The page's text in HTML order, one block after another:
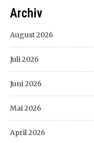
Archiv
August 2026
Juli 2026
Juni 2026
Mai 2026
April 2026